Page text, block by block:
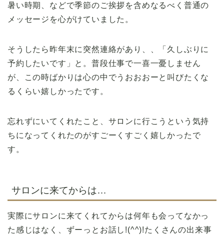
暑い時期、などで季節のご挨拶を含めなるべく普通の
メッセージを心がけていました。
そうしたら昨年末に突然連絡があり、、「久しぶりに
予約したいです」と。普段仕事で一喜一憂しません
が、この時ばかりは心の中でうおおおーと叫びたくな
るくらい嬉しかったです。
忘れずにいてくれたこと、サロンに行こうという気持
ちになってくれたのがすごーくすごく嬉しかったで
す。
サロンに来てからは…
実際にサロンに来てくれてからは何年も会ってなかっ
た感じはなく、ずーっとお話し!(^^)!たくさんの出来事